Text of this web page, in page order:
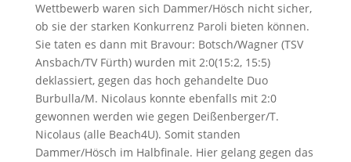
Wettbewerb waren sich Dammer/Hösch nicht sicher,
ob sie der starken Konkurrenz Paroli bieten können.
Sie taten es dann mit Bravour: Botsch/Wagner (TSV
Ansbach/TV Fürth) wurden mit 2:0(15:2, 15:5)
deklassiert, gegen das hoch gehandelte Duo
Burbulla/M. Nicolaus konnte ebenfalls mit 2:0
gewonnen werden wie gegen Deißenberger/T.
Nicolaus (alle Beach4U). Somit standen
Dammer/Hösch im Halbfinale. Hier gelang gegen das